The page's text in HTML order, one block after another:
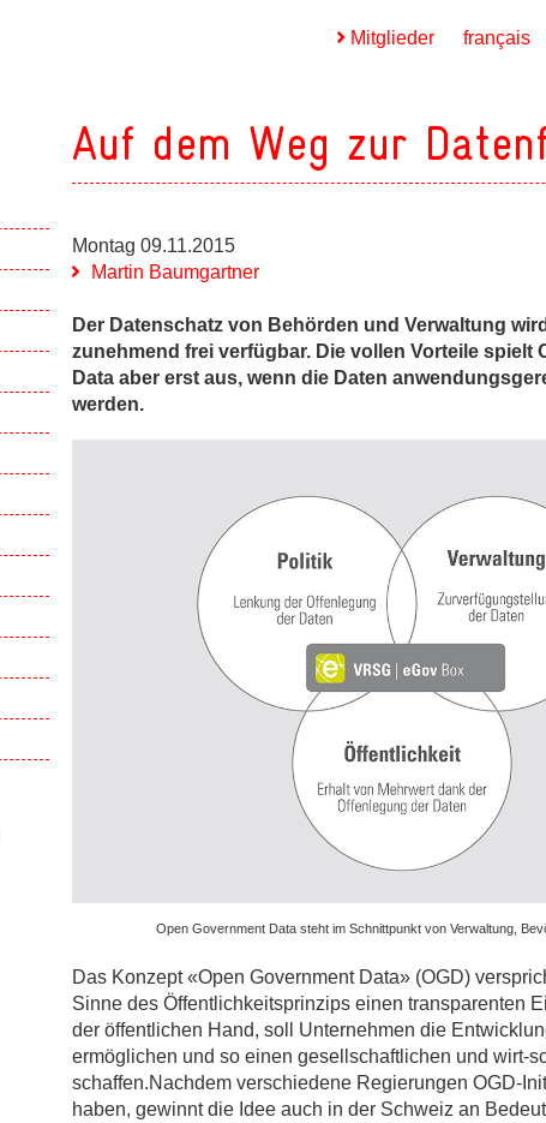
Show subpages
Show subpages
Show subpages
français
Mitglieder
Auf dem Weg zur
Montag 09.11.2015
Martin Baumgartner
Der Datenschatz von Behörden und Verwaltung
zunehmend frei verfügbar. Die vollen Vorteile spielt
Data aber erst aus, wenn die Daten
werden.
Open Government Data steht im Schnittpunkt von Verwaltung,
Das Konzept «Open Government Data» (OGD)
Sinne des Öffentlichkeitsprinzips einen transparenten
der öffentlichen Hand, soll Unternehmen die
ermöglichen und so einen gesellschaftlichen und wirt-
schaffen.Nachdem verschiedene Regierungen OGD-
haben, gewinnt die Idee auch in der Schweiz an